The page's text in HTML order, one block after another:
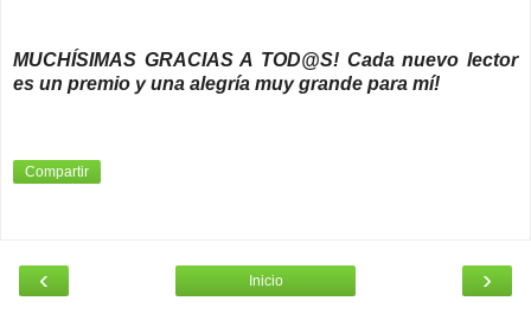
MUCHÍSIMAS GRACIAS A TOD@S! Cada nuevo lector
es un premio y una alegría muy grande para mí!
Compartir
‹ ›
Inicio